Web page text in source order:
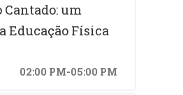
um
Educação Física
02:00 PM-05:00 PM